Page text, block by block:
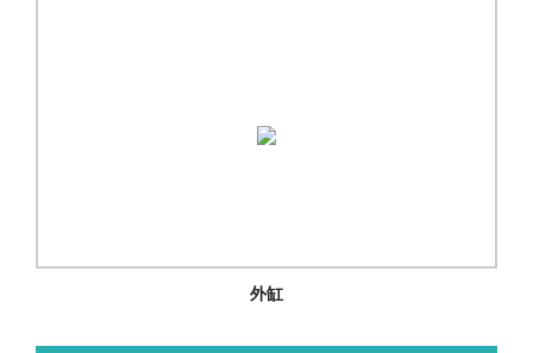
外缸